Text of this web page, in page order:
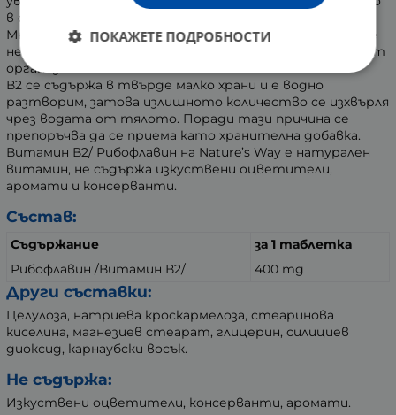
в организма.
Многобройни научни открития са установили, че В2 е
необходим за усвояване на В6 и фолиевата киселина от
организма.
В2 се съдържа в твърде малко храни и е водно
разтворим, затова излишното количество се изхвърля
чрез водата от тялото. Поради тази причина се
препоръчва да се приема като хранителна добавка.
Витамин В2/ Рибофлавин на Nature’s Way е натурален
витамин, не съдържа изкуствени оцветители,
аромати и консерванти.
Състав:
Съдържание
за 1 таблетка
Рибофлавин /Витамин В2/
400 mg
Други съставки:
Целулоза, натриева кроскармелоза, стеаринова
киселина, магнезиев стеарат, глицерин, силициев
диоксид, карнаубски восък.
Не съдържа:
Изкуствени оцветители, консерванти, аромати.
ПОКАЖЕТЕ ПОДРОБНОСТИ